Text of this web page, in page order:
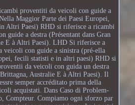
proventiti da veicoli con guide a
Maggior Parte dei Paesi Europei,
Altri Paesi) RHD si riferisce a ricambi
guide a destra (Présentant dans Gran
E à Altri Paesi). LHD Si riferisce a
veicoli con guide a sinistra (pré-ella
fecili statisti e in altri paesi) RHD si
da veicoli con guida un destra
Australie E à Altri Paesi). Il
semper accréditato prima della
acquistati. Dans Caso di Problem-
Compteur. Compiamo ogni sforzo par